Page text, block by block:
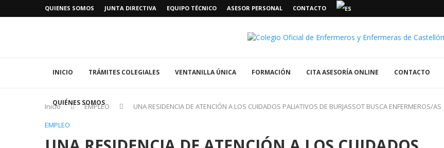
QUIENES SOMOS JUNTA DIRECTIVA EQUIPO TÉCNICO ASESOR PERSONAL CONTACTO
INICIO TRÁMITES COLEGIALES VENTANILLA ÚNICA FORMACIÓN CITA ASESORÍA ONLINE CONTACTO
QUIÉNES SOMOS
Inicio EMPLEO
UNA RESIDENCIA DE ATENCIÓN A LOS CUIDADOS PALIATIVOS DE BURJASSOT BUSCA ENFERMEROS/AS
EMPLEO